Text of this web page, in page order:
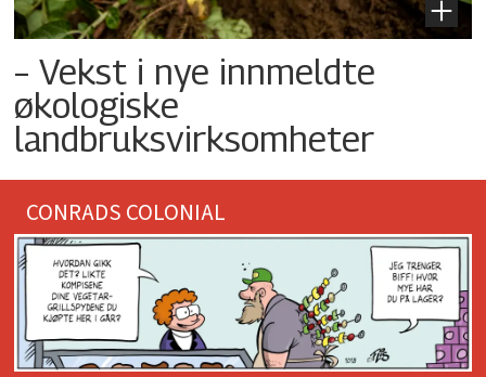
– Vekst i nye innmeldte
økologiske
landbruksvirksomheter
CONRADS COLONIAL